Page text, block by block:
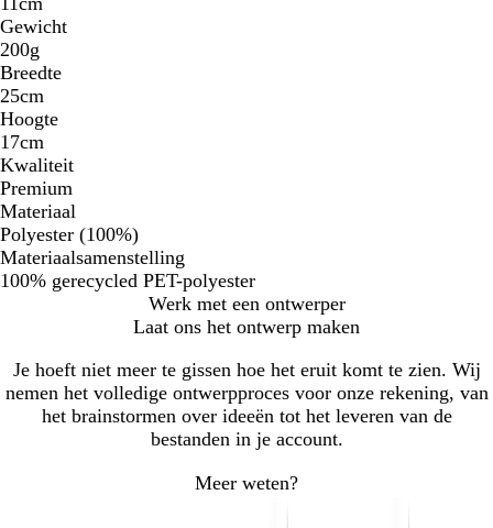
Gewicht
200g
Breedte
25cm
Hoogte
17cm
Kwaliteit
Premium
Materiaal
Polyester (100%)
Materiaalsamenstelling
100% gerecycled PET-polyester
Werk met een ontwerper
Laat ons het ontwerp maken
Je hoeft niet meer te gissen hoe het eruit komt te zien. Wij
nemen het volledige ontwerpproces voor onze rekening, van
het brainstormen over ideeën tot het leveren van de
bestanden in je account.
Meer weten?